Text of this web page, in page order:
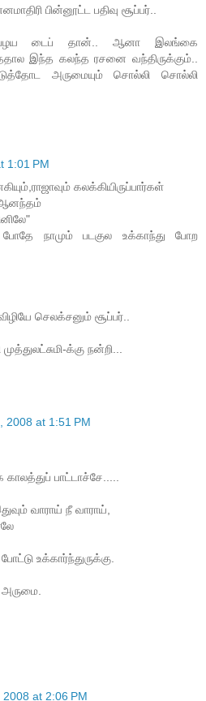
பின்னூட்ட பதிவு சூப்பர்..
டைப் தான்.. ஆனா இலங்கை
இந்த கலந்த ரசனை வந்திருக்கும்..
அருமையும் சொல்லி சொல்லி
1:01 PM
கலக்கியிருப்பார்கள்
போதே நாமும் படகுல உக்காந்து போற
செலக்சனும் சூப்பர்..
க்கு நன்றி...
2008 at 1:51 PM
பாட்டாச்சே.....
வாராய் நீ வாராய்,
உக்கார்ந்துருக்கு.
2008 at 2:06 PM